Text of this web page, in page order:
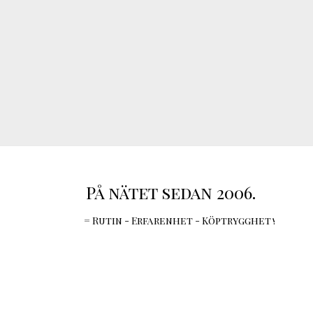
På nätet sedan 2006.
= Rutin - Erfarenhet - Köptrygghet !